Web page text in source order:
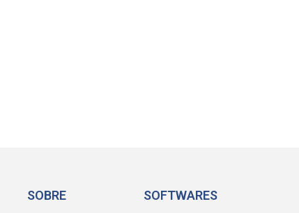
SOBRE SOFTWARES